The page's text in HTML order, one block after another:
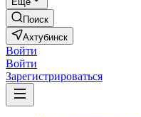
Поиск
Ахтубинск
Войти
Войти
Зарегистрироваться